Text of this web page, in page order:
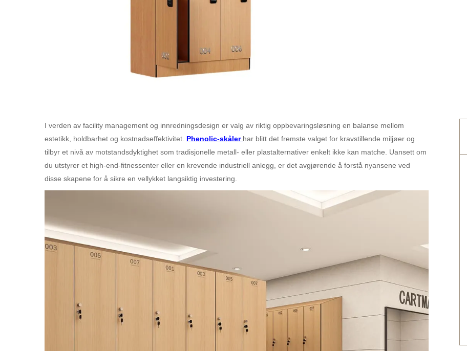
I verden av facility management og innredningsdesign er valg av riktig oppbevaringsløsning en balanse mellom
estetikk, holdbarhet og kostnadseffektivitet. Phenolic-skåler har blitt det fremste valget for kravstillende miljøer og
tilbyr et nivå av motstandsdyktighet som tradisjonelle metall- eller plastalternativer enkelt ikke kan matche. Uansett om
du utstyrer et high-end-fitnessenter eller en krevende industriell anlegg, er det avgjørende å forstå nyansene ved
disse skapene for å sikre en vellykket langsiktig investering.